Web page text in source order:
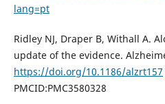
lang=pt
Ridley NJ, Draper B, Withall A.
update of the evidence.
https://doi.org/10.1186/alzrt157
PMCID:PMC3580328